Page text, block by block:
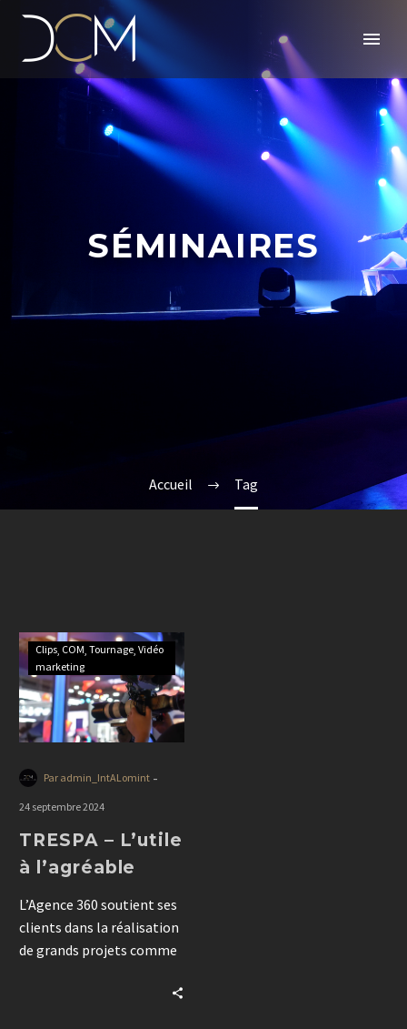
SÉMINAIRES
Accueil Tag
Clips COM Tournage Vidéo
marketing
Par admin_IntALomint -
24 septembre 2024
TRESPA – L’utile
à l’agréable
L’Agence 360 soutient ses
clients dans la réalisation
de grands projets comme